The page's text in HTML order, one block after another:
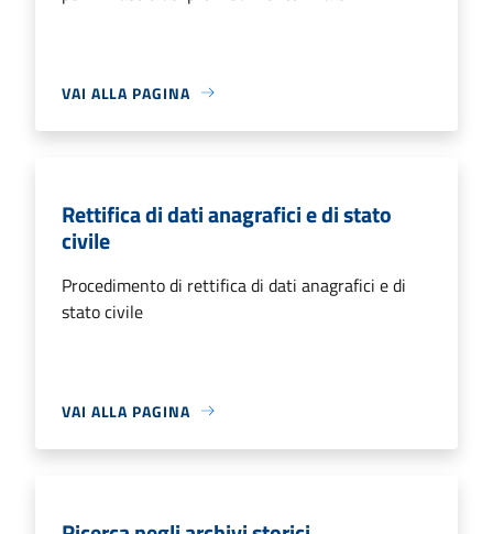
VAI ALLA PAGINA
Rettifica di dati anagrafici e di stato
civile
Procedimento di rettifica di dati anagrafici e di
stato civile
VAI ALLA PAGINA